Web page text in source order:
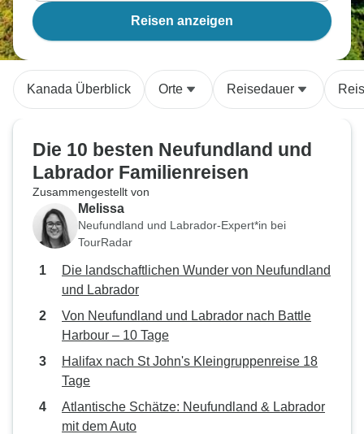
Reisen anzeigen
Kanada Überblick Orte Reisedauer
Die 10 besten Neufundland und
Labrador Familienreisen
Zusammengestellt von
Melissa
Neufundland und Labrador-Expert*in bei
TourRadar
Die landschaftlichen Wunder von Neufundland
und Labrador
Von Neufundland und Labrador nach Battle
Harbour – 10 Tage
Halifax nach St John's Kleingruppenreise 18
Tage
Atlantische Schätze: Neufundland & Labrador
mit dem Auto